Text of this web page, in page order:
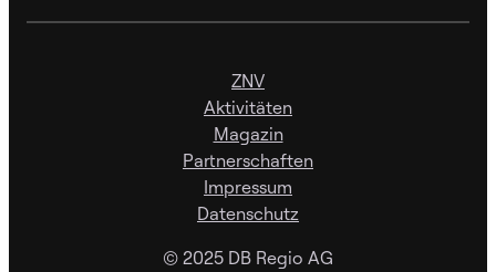
ZNV
Aktivitäten
Magazin
Partnerschaften
Impressum
Datenschutz
© 2025 DB Regio AG